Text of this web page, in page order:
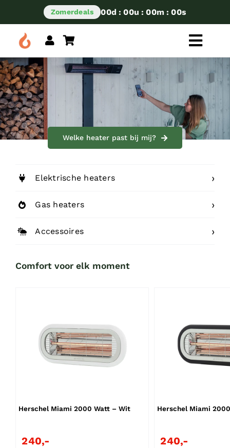
to
content
Zomerdeals 00d : 00u : 00m : 00s
Kies je categorie
Welke heater past bij mij?
Elektrische heaters
Gas heaters
Accessoires
Comfort voor elk moment
Herschel Miami 2000 Watt – Wit
240,-
Herschel Miami
240,-